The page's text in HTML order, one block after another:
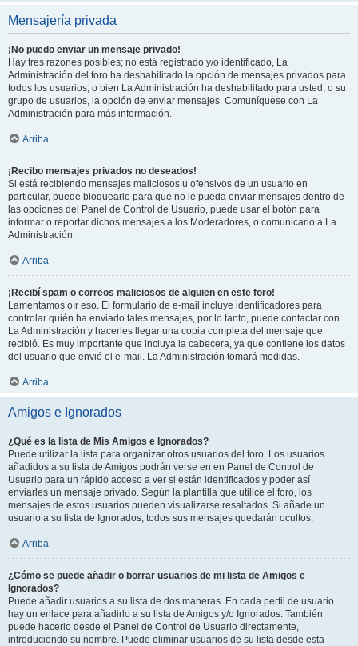
Mensajería privada
¡No puedo enviar un mensaje privado!
Hay tres razones posibles; no está registrado y/o identificado, La
Administración del foro ha deshabilitado la opción de mensajes privados para
todos los usuarios, o bien La Administración ha deshabilitado para usted, o su
grupo de usuarios, la opción de enviar mensajes. Comuníquese con La
Administración para más información.
Arriba
¡Recibo mensajes privados no deseados!
Si está recibiendo mensajes maliciosos u ofensivos de un usuario en
particular, puede bloquearlo para que no le pueda enviar mensajes dentro de
las opciones del Panel de Control de Usuario, puede usar el botón para
informar o reportar dichos mensajes a los Moderadores, o comunicarlo a La
Administración.
Arriba
¡Recibí spam o correos maliciosos de alguien en este foro!
Lamentamos oír eso. El formulario de e-mail incluye identificadores para
controlar quién ha enviado tales mensajes, por lo tanto, puede contactar con
La Administración y hacerles llegar una copia completa del mensaje que
recibió. Es muy importante que incluya la cabecera, ya que contiene los datos
del usuario que envió el e-mail. La Administración tomará medidas.
Arriba
Amigos e Ignorados
¿Qué es la lista de Mis Amigos e Ignorados?
Puede utilizar la lista para organizar otros usuarios del foro. Los usuarios
añadidos a su lista de Amigos podrán verse en en Panel de Control de
Usuario para un rápido acceso a ver si están identificados y poder así
enviarles un mensaje privado. Según la plantilla que utilice el foro, los
mensajes de estos usuarios pueden visualizarse resaltados. Si añade un
usuario a su lista de Ignorados, todos sus mensajes quedarán ocultos.
Arriba
¿Cómo se puede añadir o borrar usuarios de mi lista de Amigos e
Ignorados?
Puede añadir usuarios a su lista de dos maneras. En cada perfil de usuario
hay un enlace para añadirlo a su lista de Amigos y/o Ignorados. También
puede hacerlo desde el Panel de Control de Usuario directamente,
introduciendo su nombre. Puede eliminar usuarios de su lista desde esta